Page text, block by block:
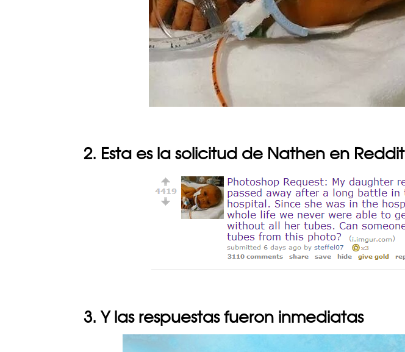
2. Esta es la solicitud de Nathen en Reddit
3. Y las respuestas fueron inmediatas